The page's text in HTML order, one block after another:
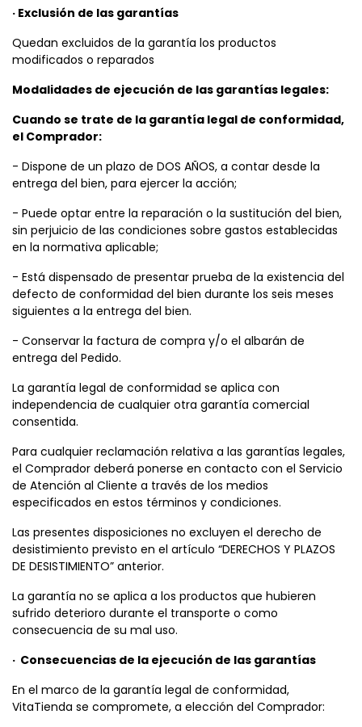
· Exclusión de las garantías
Quedan excluidos de la garantía los productos
modificados o reparados
Modalidades de ejecución de las garantías legales:
Cuando se trate de la garantía legal de conformidad,
el Comprador:
- Dispone de un plazo de DOS AÑOS, a contar desde la
entrega del bien, para ejercer la acción;
- Puede optar entre la reparación o la sustitución del bien,
sin perjuicio de las condiciones sobre gastos establecidas
en la normativa aplicable;
- Está dispensado de presentar prueba de la existencia del
defecto de conformidad del bien durante los seis meses
siguientes a la entrega del bien.
- Conservar la factura de compra y/o el albarán de
entrega del Pedido.
La garantía legal de conformidad se aplica con
independencia de cualquier otra garantía comercial
consentida.
Para cualquier reclamación relativa a las garantías legales,
el Comprador deberá ponerse en contacto con el Servicio
de Atención al Cliente a través de los medios
especificados en estos términos y condiciones.
Las presentes disposiciones no excluyen el derecho de
desistimiento previsto en el artículo “DERECHOS Y PLAZOS
DE DESISTIMIENTO” anterior.
La garantía no se aplica a los productos que hubieren
sufrido deterioro durante el transporte o como
consecuencia de su mal uso.
· Consecuencias de la ejecución de las garantías
En el marco de la garantía legal de conformidad,
VitaTienda se compromete, a elección del Comprador: